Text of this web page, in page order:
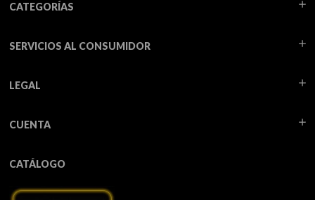
CATEGORÍAS
SERVICIOS AL CONSUMIDOR
LEGAL
CUENTA
CATÁLOGO